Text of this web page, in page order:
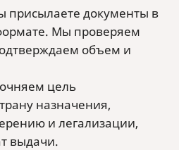
присылаете документы в
Мы проверяем
объем и
цель
назначения,
и легализации,
выдачи.